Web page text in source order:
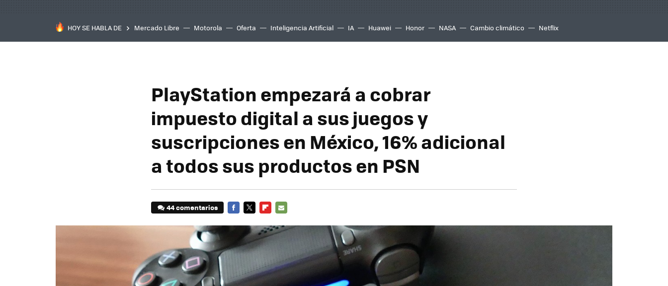
HOY SE HABLA DE Mercado Libre Motorola Oferta Inteligencia Artificial IA Huawei Honor NASA Cambio climático Netflix
PlayStation empezará a cobrar
impuesto digital a sus juegos y
suscripciones en México, 16% adicional
a todos sus productos en PSN
44 comentarios
MAIL